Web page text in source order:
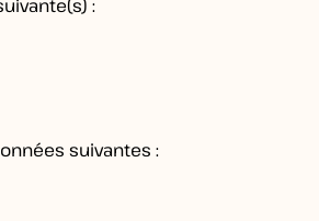
:
suivantes :